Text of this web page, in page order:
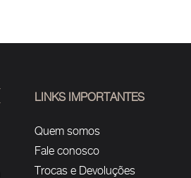
LINKS IMPORTANTES
Quem somos
Fale conosco
Trocas e Devoluções